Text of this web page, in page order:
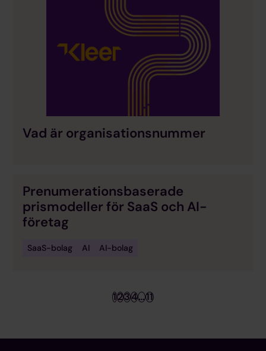
Vad är organisationsnummer
Prenumerationsbaserade
prismodeller för SaaS och AI-
företag
SaaS-bolag AI AI-bolag
1234…11